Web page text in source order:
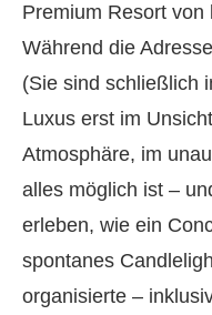
Premium Resort
Während die
(Sie sind schließlich
Luxus erst im
Atmosphäre, im
alles möglich ist –
erleben, wie ein
spontanes
organisierte –